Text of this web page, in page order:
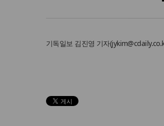
기독일보 김진영 기자(